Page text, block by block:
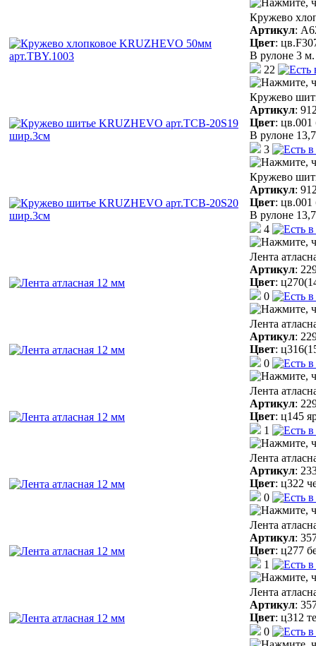
Кружево
Артикул:
Цвет:
В рулоне 3 м.
22
Кружево
Артикул:
Цвет: цв.001
В рулоне
3
Кружево
Артикул:
Цвет: цв.001
В рулоне
4
Лента
Артикул:
Цвет:
0
Лента
Артикул:
Цвет:
0
Лента
Артикул:
Цвет: ц145
1
Лента
Артикул:
Цвет: ц322
0
Лента
Артикул:
Цвет: ц277
1
Лента
Артикул:
Цвет: ц312
0